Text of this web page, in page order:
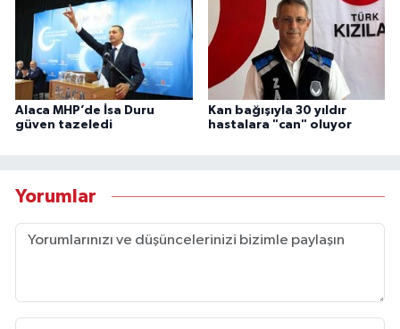
Alaca MHP’de İsa Duru
güven tazeledi
Kan bağışıyla 30 yıldır
hastalara "can" oluyor
Yorumlar